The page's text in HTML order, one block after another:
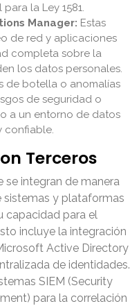
la Ley 1581.
Manager: Estas
de red y aplicaciones
completa sobre la
los datos personales.
de botella o anomalías
de seguridad o
a un entorno de datos
confiable.
Terceros
se integran de manera
sistemas y plataformas
capacidad para el
incluye la integración
Active Directory
de identidades.
SIEM (Security
para la correlación